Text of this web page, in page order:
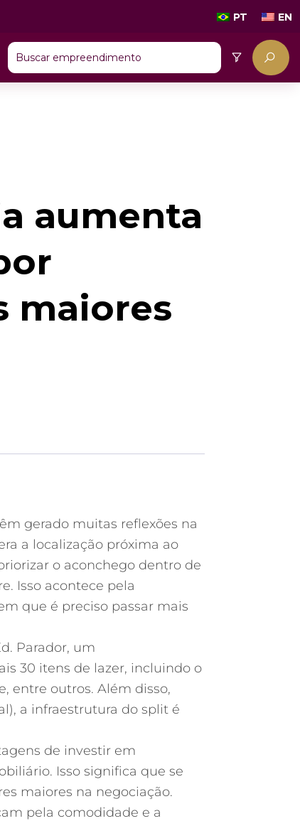
PT EN
aumenta
maiores
gerado muitas reflexões na
a localização próxima ao
o aconchego dentro de
Isso acontece pela
que é preciso passar mais
Parador, um
30 itens de lazer, incluindo o
entre outros. Além disso,
a infraestrutura do split é
de investir em
Isso significa que se
maiores na negociação.
pela comodidade e a